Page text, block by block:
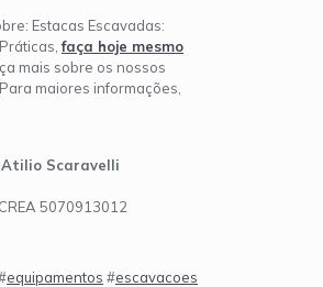
Estacas Escavadas:
faça hoje mesmo
mais sobre os nossos
. Para maiores informações,
Atilio Scaravelli
5070913012
equipamentos #escavacoes